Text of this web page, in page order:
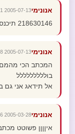
אנונימי2005-07-13 20:09:11
218630146 תיכנס ונדבר על זה טל
אנונימי2005-07-13 20:08:48
המכתב הכי מהמם
בוללללללללל
אל תידאג אני גם
אנונימי2005-03-28 16:29:56
איןןןן פשוטט